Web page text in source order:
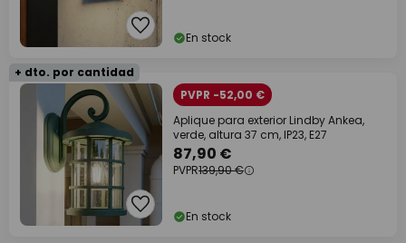
En stock
+ dto. por cantidad
PVPR -52,00 €
Aplique para exterior Lindby Ankea,
verde, altura 37 cm, IP23, E27
87,90 €
PVPR139,90 €
En stock